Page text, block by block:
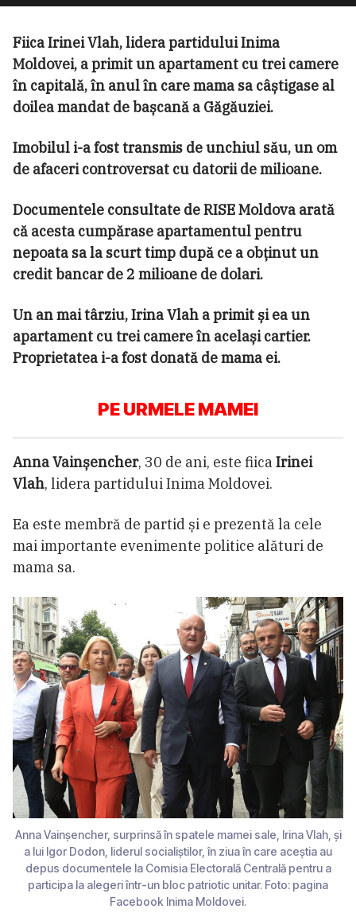
Fiica Irinei Vlah, lidera partidului Inima
Moldovei, a primit un apartament cu trei camere
în capitală, în anul în care mama sa câștigase al
doilea mandat de bașcană a Găgăuziei.
Imobilul i-a fost transmis de unchiul său, un om
de afaceri controversat cu datorii de milioane.
Documentele consultate de RISE Moldova arată
că acesta cumpărase apartamentul pentru
nepoata sa la scurt timp după ce a obținut un
credit bancar de 2 milioane de dolari.
Un an mai târziu, Irina Vlah a primit și ea un
apartament cu trei camere în același cartier.
Proprietatea i-a fost donată de mama ei.
PE URMELE MAMEI
Anna Vainșencher, 30 de ani, este fiicaIrinei
Vlah, lidera partidului Inima Moldovei.
Ea este membră de partid și e prezentă la cele
mai importante evenimente politice alături de
mama sa.
Anna Vainșencher, surprinsă în spatele mamei sale, Irina Vlah, și
a lui Igor Dodon, liderul socialiștilor, în ziua în care aceștia au
depus documentele la Comisia Electorală Centrală pentru a
participa la alegeri într-un bloc patriotic unitar. Foto: pagina
Facebook Inima Moldovei.